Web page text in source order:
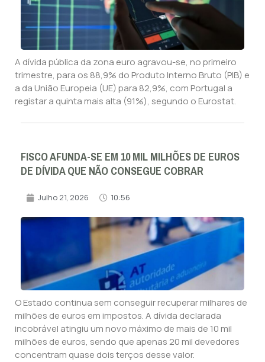
A dívida pública da zona euro agravou-se, no primeiro
trimestre, para os 88,9% do Produto Interno Bruto (PIB) e
a da União Europeia (UE) para 82,9%, com Portugal a
registar a quinta mais alta (91%), segundo o Eurostat.
FISCO AFUNDA-SE EM 10 MIL MILHÕES DE EUROS
DE DÍVIDA QUE NÃO CONSEGUE COBRAR
Julho 21, 2026 10:56
O Estado continua sem conseguir recuperar milhares de
milhões de euros em impostos. A dívida declarada
incobrável atingiu um novo máximo de mais de 10 mil
milhões de euros, sendo que apenas 20 mil devedores
concentram quase dois terços desse valor.